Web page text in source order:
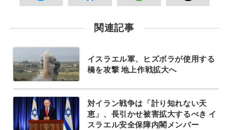
関連記事
イスラエル軍、ヒズボラが使用する
橋を攻撃 地上作戦拡大へ
対イラン戦争は「計り知れない天
恵」、長引かせ被害拡大するべき イ
スラエル安全保障内閣メンバー